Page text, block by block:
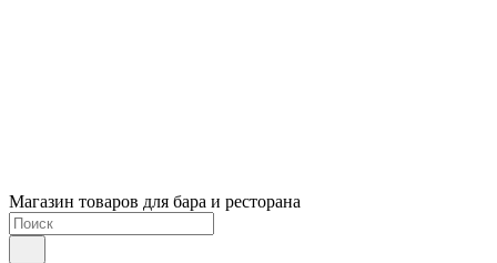
Магазин товаров для бара и ресторана